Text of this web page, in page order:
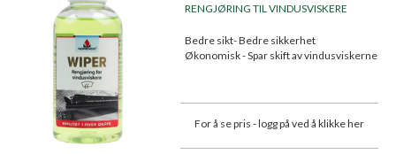
RENGJØRING TIL VINDUSVISKERE
Bedre sikt- Bedre sikkerhet
Økonomisk - Spar skift av vindusviskerne
For å se pris - logg på ved å klikke her